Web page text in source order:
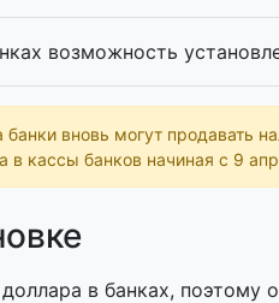
возможность
банки вновь могут продавать
в кассы банков начиная с 9
в банках, поэтому